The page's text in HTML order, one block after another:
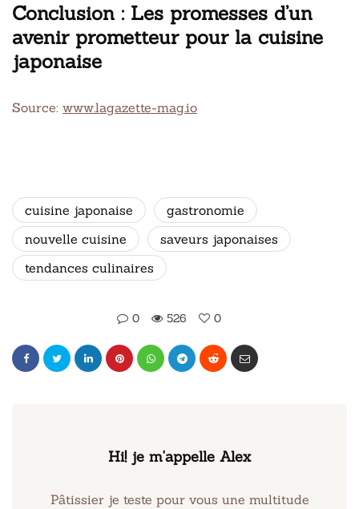
Conclusion : Les promesses d’un
avenir prometteur pour la cuisine
japonaise
Source: www.lagazette-mag.io
cuisine japonaise
gastronomie
nouvelle cuisine
saveurs japonaises
tendances culinaires
0 526 0
Hi! je m'appelle Alex
Pâtissier je teste pour vous une multitude